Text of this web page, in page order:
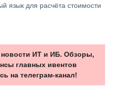
язык для расчёта стоимости
ИТ и ИБ. Обзоры,
главных ивентов
на телеграм-канал!